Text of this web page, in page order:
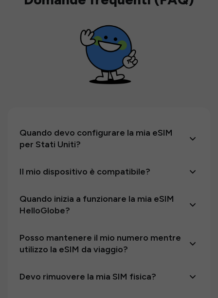
Quando devo configurare la mia eSIM
per Stati Uniti?
Il mio dispositivo è compatibile?
Quando inizia a funzionare la mia eSIM
HelloGlobe?
Posso mantenere il mio numero mentre
utilizzo la eSIM da viaggio?
Devo rimuovere la mia SIM fisica?